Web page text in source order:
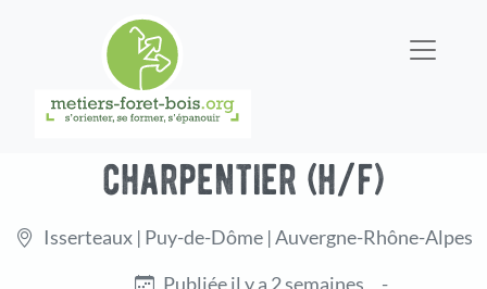
charpentier (h/f)
Isserteaux | Puy-de-Dôme | Auvergne-Rhône-Alpes
Publiée il y a 2 semaines
-